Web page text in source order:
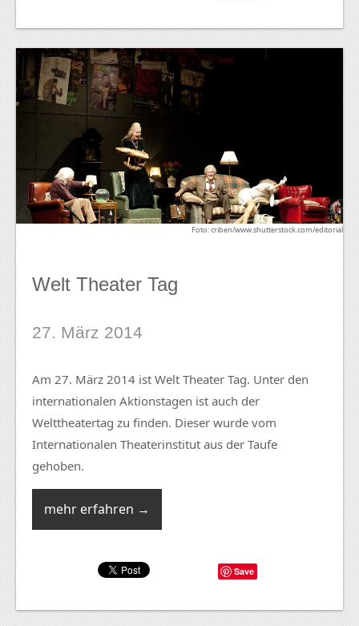
Foto: criben/www.shutterstock.com/editorial
Welt Theater Tag
27. März 2014
Am 27. März 2014 ist Welt Theater Tag. Unter den
internationalen Aktionstagen ist auch der
Welttheatertag zu finden. Dieser wurde vom
Internationalen Theaterinstitut aus der Taufe
gehoben.
mehr erfahren →
Save